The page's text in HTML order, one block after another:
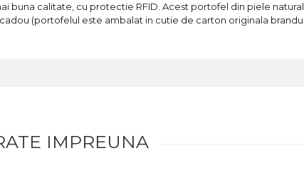
buna calitate, cu protectie RFID. Acest portofel din piele
(portofelul este ambalat in cutie de carton originala
IMPREUNA